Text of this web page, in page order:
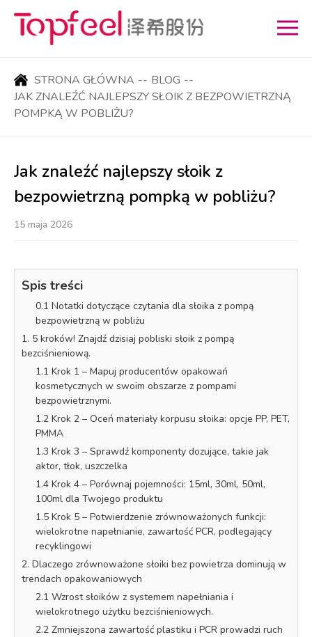
STRONA GŁÓWNA -- BLOG --
JAK ZNALEŹĆ NAJLEPSZY SŁOIK Z BEZPOWIETRZNĄ
POMPKĄ W POBLIŻU?
Jak znaleźć najlepszy słoik z
bezpowietrzną pompką w pobliżu?
15 maja 2026
Spis treści
0.1 Notatki dotyczące czytania dla słoika z pompą
bezpowietrzną w pobliżu
1. 5 kroków! Znajdź dzisiaj pobliski słoik z pompą
bezciśnieniową.
1.1 Krok 1 – Mapuj producentów opakowań
kosmetycznych w swoim obszarze z pompami
bezpowietrznymi.
1.2 Krok 2 – Oceń materiały korpusu słoika: opcje PP, PET,
PMMA
1.3 Krok 3 – Sprawdź komponenty dozujące, takie jak
aktor, tłok, uszczelka
1.4 Krok 4 – Porównaj pojemności: 15ml, 30ml, 50ml,
100ml dla Twojego produktu
1.5 Krok 5 – Potwierdzenie zrównoważonych funkcji:
wielokrotne napełnianie, zawartość PCR, podlegający
recyklingowi
2. Dlaczego zrównoważone słoiki bez powietrza dominują w
trendach opakowaniowych
2.1 Wzrost słoików z systemem napełniania i
wielokrotnego użytku bezciśnieniowych.
2.2 Zmniejszona zawartość plastiku i PCR prowadzi ruch